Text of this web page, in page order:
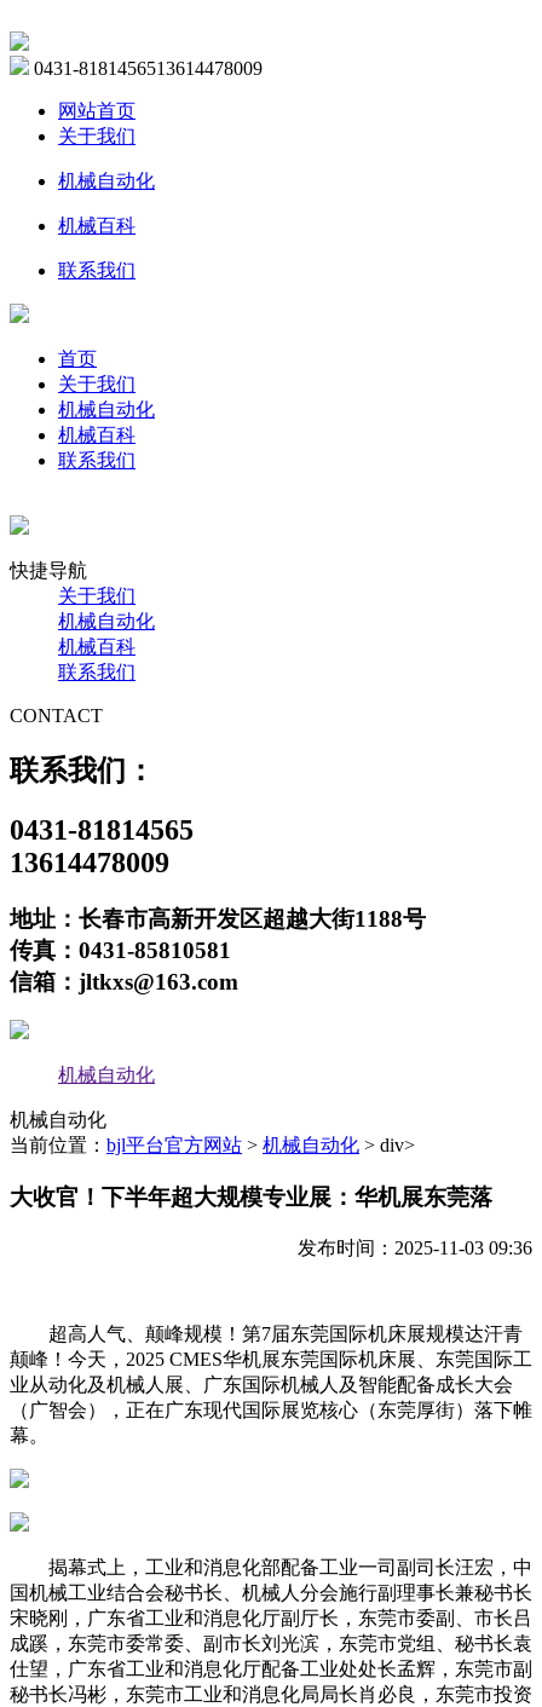
0431-8181456513614478009
网站首页
关于我们
机械自动化
机械百科
联系我们
首页
关于我们
机械自动化
机械百科
联系我们
快捷导航
关于我们
机械自动化
机械百科
联系我们
CONTACT
联系我们：
0431-81814565
13614478009
地址：长春市高新开发区超越大街1188号
传真：0431-85810581
信箱：jltkxs@163.com
机械自动化
机械自动化
当前位置： bjl平台官方网站 > 机械自动化 > div>
大收官！下半年超大规模专业展：华机展东莞落
发布时间：2025-11-03 09:36
超高人气、颠峰规模！第7届东莞国际机床展规模达汗青
颠峰！今天，2025 CMES华机展东莞国际机床展、东莞国际工
业从动化及机械人展、广东国际机械人及智能配备成长大会
（广智会），正在广东现代国际展览核心（东莞厚街）落下帷
幕。
揭幕式上，工业和消息化部配备工业一司副司长汪宏，中
国机械工业结合会秘书长、机械人分会施行副理事长兼秘书长
宋晓刚，广东省工业和消息化厅副厅长，东莞市委副、市长吕
成蹊，东莞市委常委、副市长刘光滨，东莞市党组、秘书长袁
仕望，广东省工业和消息化厅配备工业处处长孟辉，东莞市副
秘书长冯彬，东莞市工业和消息化局局长肖必良，东莞市投资